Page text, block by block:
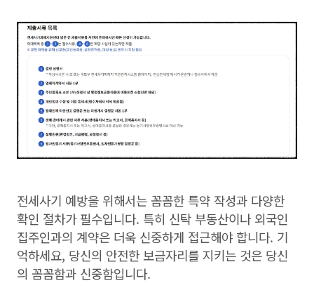
전세사기 예방을 위해서는 꼼꼼한 특약 작성과 다양한
확인 절차가 필수입니다. 특히 신탁 부동산이나 외국인
집주인과의 계약은 더욱 신중하게 접근해야 합니다. 기
억하세요, 당신의 안전한 보금자리를 지키는 것은 당신
의 꼼꼼함과 신중함입니다.